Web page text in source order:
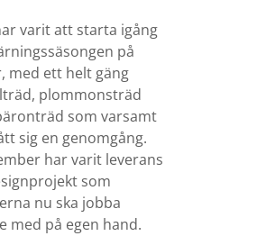
varit att starta igång
på
med ett helt gäng
plommonsträd
som varsamt
sig en genomgång.
har varit leverans
som
nu ska jobba
med på egen hand.